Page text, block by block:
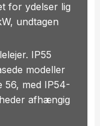
for ydelser lig
undtagen
IP55
modeller
56, med IP54-
afhængig